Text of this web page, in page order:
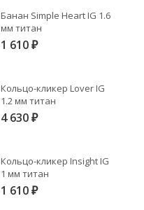
Банан Simple Heart IG 1.6
мм титан
1 610 ₽
Кольцо-кликер Lover IG
1.2 мм титан
4 630 ₽
Кольцо-кликер Insight IG
1 мм титан
1 610 ₽